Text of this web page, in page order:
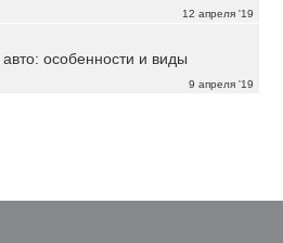
12 апреля '19
9 апреля '19
особенности и виды